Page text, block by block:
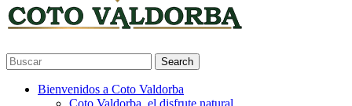
Search
Bienvenidos a Coto Valdorba